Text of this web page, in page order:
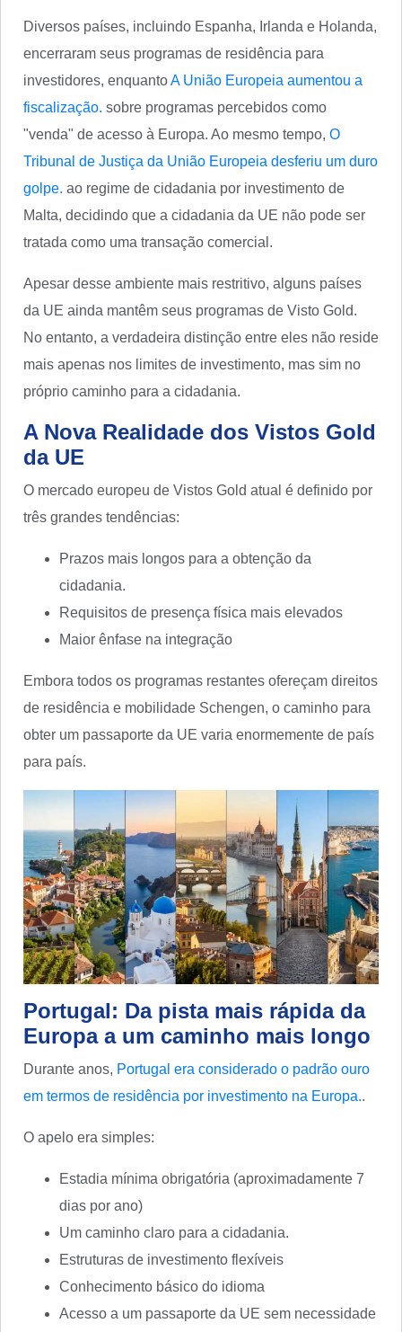
Diversos países, incluindo Espanha, Irlanda e Holanda,
encerraram seus programas de residência para
investidores, enquantoA União Europeia aumentou a
fiscalização. sobre programas percebidos como
"venda" de acesso à Europa. Ao mesmo tempo, O
Tribunal de Justiça da União Europeia desferiu um duro
golpe. ao regime de cidadania por investimento de
Malta, decidindo que a cidadania da UE não pode ser
tratada como uma transação comercial.
Apesar desse ambiente mais restritivo, alguns países
da UE ainda mantêm seus programas de Visto Gold.
No entanto, a verdadeira distinção entre eles não reside
mais apenas nos limites de investimento, mas sim no
próprio caminho para a cidadania.
A Nova Realidade dos Vistos Gold
da UE
O mercado europeu de Vistos Gold atual é definido por
três grandes tendências:
Prazos mais longos para a obtenção da
cidadania.
Requisitos de presença física mais elevados
Maior ênfase na integração
Embora todos os programas restantes ofereçam direitos
de residência e mobilidade Schengen, o caminho para
obter um passaporte da UE varia enormemente de país
para país.
Portugal: Da pista mais rápida da
Europa a um caminho mais longo
Durante anos, Portugal era considerado o padrão ouro
em termos de residência por investimento na Europa..
O apelo era simples:
Estadia mínima obrigatória (aproximadamente 7
dias por ano)
Um caminho claro para a cidadania.
Estruturas de investimento flexíveis
Conhecimento básico do idioma
Acesso a um passaporte da UE sem necessidade